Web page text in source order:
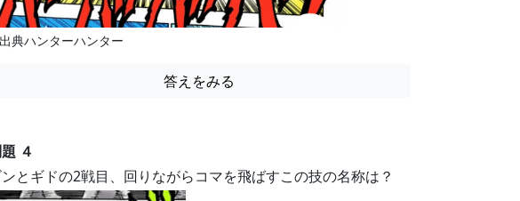
典ハンターハンター
答えをみる
４
とギドの2戦目、回りながらコマを飛ばすこの技の名称は？